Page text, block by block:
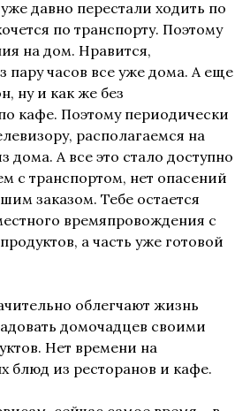
давно перестали ходить по
по транспорту. Поэтому
на дом. Нравится,
пару часов все уже дома. А еще
ну и как же без
кафе. Поэтому периодически
располагаемся на
А все это стало доступно
с транспортом, нет опасений
заказом. Тебе остается
времяпровождения с
а часть уже готовой
облегчают жизнь
домочадцев своими
Нет времени на
блюд из ресторанов и кафе.